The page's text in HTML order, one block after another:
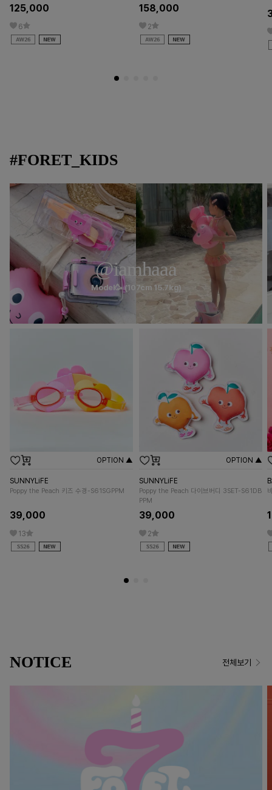
125,000
6
158,000
2
#FORET_KIDS
@iamhaaa
Model🥳 (107cm 15.7kg)
OPTION ▲
SUNNYLiFE
Poppy the Peach 키즈 수경-S61SGPPM
39,000
13
OPTION ▲
SUNNYLiFE
Poppy the Peach 다이브버디 3SET-S61DB
PPM
39,000
2
NOTICE 전체보기